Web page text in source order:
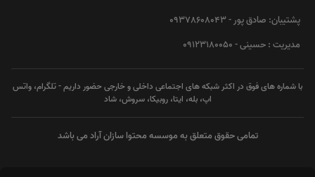
پشتیبان: صادق پور - 09378608043
مدیریت : حسینی - 09123180050
با شماره های فوق در اکثر شبکه های اجتماعی داخلی و خارجی حضور داریم - تلگرام، واتس
اپ، بله، ایتا، روبیکا، سروش، شاد
تمامی حقوق متعلق به موسسه محتوا سازان آراد می باشد